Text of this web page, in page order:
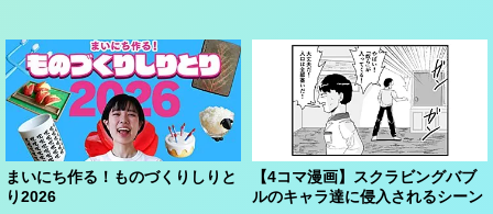
まいにち作る！ものづくりしりと
り2026
【4コマ漫画】スクラビングバブ
ルのキャラ達に侵入されるシーン